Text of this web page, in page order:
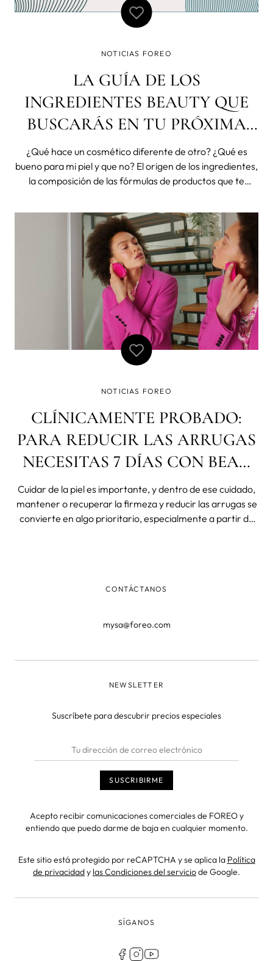
NOTICIAS FOREO
LA GUÍA DE LOS
INGREDIENTES BEAUTY QUE
BUSCARÁS EN TU PRÓXIMA
COMPRA DE COSMÉTICOS
¿Qué hace un cosmético diferente de otro? ¿Qué es
bueno para mi piel y que no? El origen de los ingredientes,
la composición de las fórmulas de productos que te
más en cuenta a la hora de elegir nuestros cosméticos
tanto por los efect
NOTICIAS FOREO
CLÍNICAMENTE PROBADO:
PARA REDUCIR LAS ARRUGAS
NECESITAS 7 DÍAS CON BEAR
DE FOREO
Cuidar de la piel es importante, y dentro de ese cuidado,
mantener o recuperar la firmeza y reducir las arrugas se
convierte en algo prioritario, especialmente a partir de
CONTÁCTANOS
mysa@foreo.com
NEWSLETTER
Suscríbete para descubrir precios especiales
Acepto recibir comunicaciones comerciales de FOREO y
entiendo que puedo darme de baja en cualquier momento.
Este sitio está protegido por reCAPTCHA y se aplica la Política
de privacidady las Condiciones del serviciode Google.
SÍGANOS